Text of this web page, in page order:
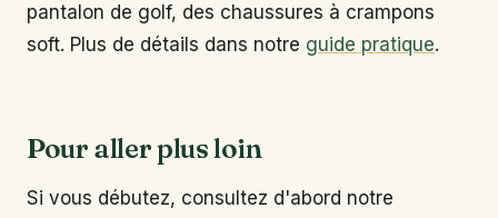
pantalon de golf, des chaussures à crampons
soft. Plus de détails dans notre guide pratique.
Pour aller plus loin
Si vous débutez, consultez d'abord notre